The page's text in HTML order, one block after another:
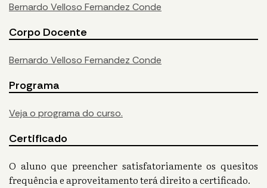
Bernardo Velloso Fernandez Conde
Corpo Docente
Bernardo Velloso Fernandez Conde
Programa
Veja o programa do curso.
Certificado
O aluno que preencher satisfatoriamente os quesitos
frequência e aproveitamento terá direito a certificado.